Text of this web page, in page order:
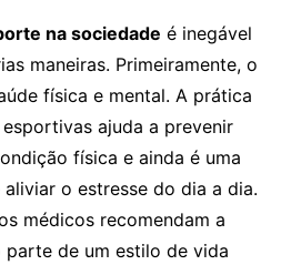
na sociedade é inegável
maneiras. Primeiramente, o
física e mental. A prática
ajuda a prevenir
física e ainda é uma
o estresse do dia a dia.
médicos recomendam a
de um estilo de vida